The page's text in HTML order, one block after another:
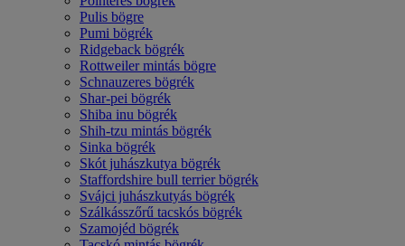
Pulis bögre
Pumi bögrék
Ridgeback bögrék
Rottweiler mintás bögre
Schnauzeres bögrék
Shar-pei bögrék
Shiba inu bögrék
Shih-tzu mintás bögrék
Sinka bögrék
Skót juhászkutya bögrék
Staffordshire bull terrier bögrék
Svájci juhászkutyás bögrék
Szálkásszőrű tacskós bögrék
Szamojéd bögrék